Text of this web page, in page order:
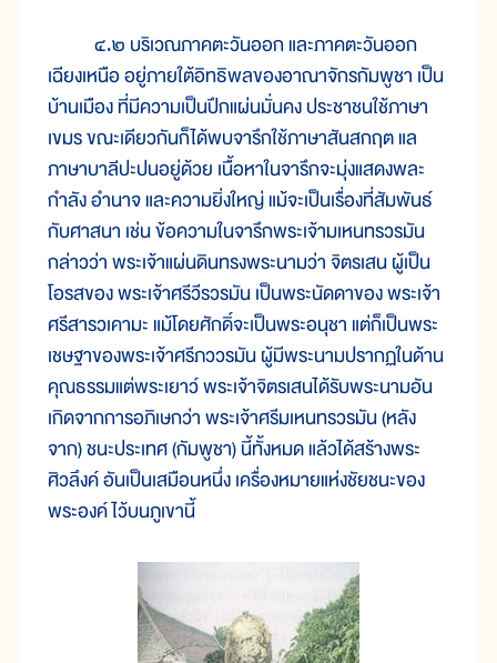
๔.๒ บริเวณภาคตะวันออก และภาคตะวันออก
เฉียงเหนือ อยู่ภายใต้อิทธิพลของอาณาจักรกัมพูชา เป็น
บ้านเมือง ที่มีความเป็นปึกแผ่นมั่นคง ประชาชนใช้ภาษา
เขมร ขณะเดียวกันก็ได้พบจารึกใช้ภาษาสันสกฤต แล
ภาษาบาลีปะปนอยู่ด้วย เนื้อหาในจารึกจะมุ่งแสดงพละ
กำลัง อำนาจ และความยิ่งใหญ่ แม้จะเป็นเรื่องที่สัมพันธ์
กับศาสนา เช่น ข้อความในจารึกพระเจ้ามเหนทรวรมัน
กล่าวว่า พระเจ้าแผ่นดินทรงพระนามว่า จิตรเสน ผู้เป็น
โอรสของ พระเจ้าศรีวีรวรมัน เป็นพระนัดดาของ พระเจ้า
ศรีสารวเคามะ แม้โดยศักดิ์จะเป็นพระอนุชา แต่ก็เป็นพระ
เชษฐาของพระเจ้าศรีภววรมัน ผู้มีพระนามปรากฏในด้าน
คุณธรรมแต่พระเยาว์ พระเจ้าจิตรเสนได้รับพระนามอัน
เกิดจากการอภิเษกว่า พระเจ้าศรีมเหนทรวรมัน (หลัง
จาก) ชนะประเทศ (กัมพูชา) นี้ทั้งหมด แล้วได้สร้างพระ
ศิวลึงค์ อันเป็นเสมือนหนึ่ง เครื่องหมายแห่งชัยชนะของ
พระองค์ ไว้บนภูเขานี้